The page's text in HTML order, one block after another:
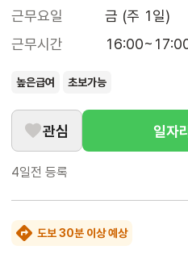
근무요일
금 (주 1일)
근무시간
높은급여 초보가능
관심 일자
4일전 등록
도보 30분 이상 예상